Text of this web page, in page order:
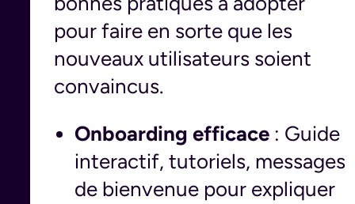
pour faire en sorte que les
nouveaux utilisateurs soient
convaincus.
Onboarding efficace: Guide
interactif, tutoriels, messages
de bienvenue pour expliquer